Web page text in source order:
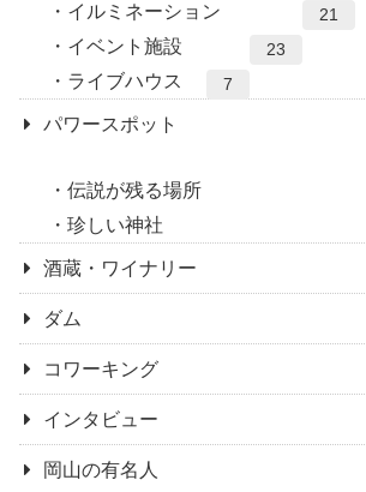
イルミネーション 21
イベント施設 23
ライブハウス 7
パワースポット
伝説が残る場所
珍しい神社
酒蔵・ワイナリー
ダム
コワーキング
インタビュー
岡山の有名人